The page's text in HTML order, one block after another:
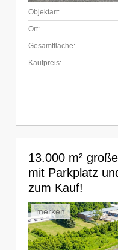
Objektart:
Ort:
Gesamtfläche:
Kaufpreis:
13.000 m²
mit Parkplatz
zum Kauf!
merken